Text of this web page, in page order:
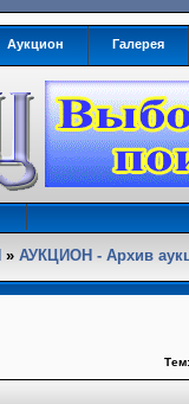
Аукцион Галерея
»АУКЦИОН - Архив